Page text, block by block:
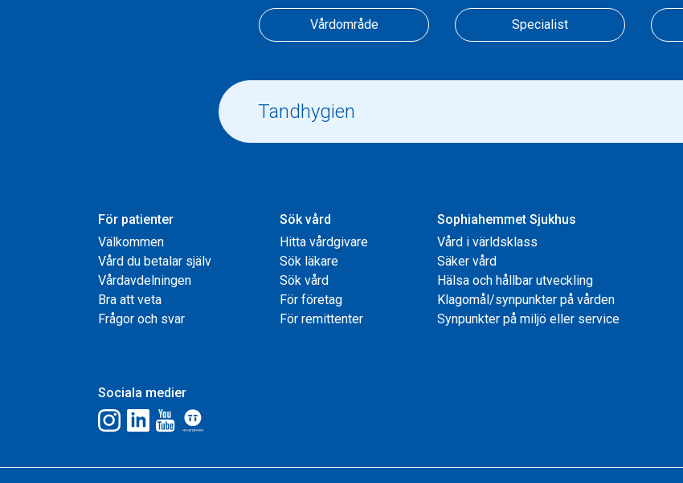
Vårdområde Specialist
För patienter
Välkommen
Vård du betalar själv
Vårdavdelningen
Bra att veta
Frågor och svar
Sök vård
Hitta vårdgivare
Sök läkare
Sök vård
För företag
För remittenter
Sophiahemmet Sjukhus
Vård i världsklass
Säker vård
Hälsa och hållbar utveckling
Klagomål/synpunkter på vården
Synpunkter på miljö eller service
Sociala medier